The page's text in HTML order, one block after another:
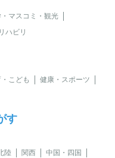
マスコミ・観光
ハビリ
こども
健康・スポーツ
す
陸 関西
中国・四国